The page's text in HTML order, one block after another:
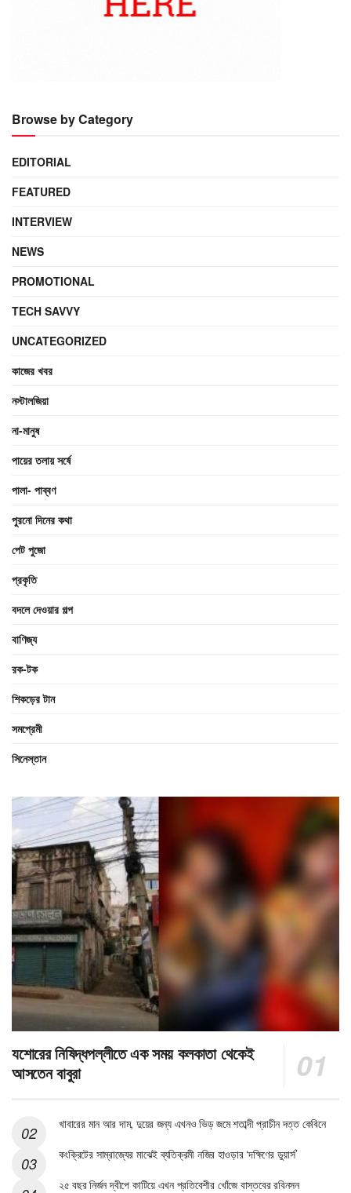
Browse by Category
EDITORIAL
FEATURED
INTERVIEW
NEWS
PROMOTIONAL
TECH SAVVY
UNCATEGORIZED
কাজের খবর
নস্টালজিয়া
না-মানুষ
পায়ের তলায় সর্ষে
পালা- পাব্বণ
পুরনো দিনের কথা
পেট পুজো
প্রকৃতি
বদলে দেওয়ার গল্প
বাণিজ্য
রক-টক
শিকড়ের টান
সমপ্রেমী
সিনেস্তান
যশোরের নিষিদ্ধপল্লীতে এক সময় কলকাতা থেকেই
আসতেন বাবুরা
খাবারের মান আর দাম, দুয়ের জন্য এখনও ভিড় জমে শতাব্দী প্রাচীন দত্ত কেবিনে
কংক্রিটের সাম্রাজ্যের মাঝেই ব্যতিক্রমী নজির হাওড়ার ‘দক্ষিণের ডুয়ার্স’
২৫ বছর নির্জন দ্বীপে কাটিয়ে এখন প্রতিবেশীর খোঁজে বাস্তবের রবিনসন